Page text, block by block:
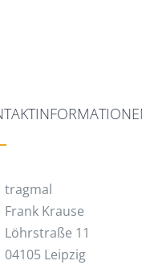
tragmal
Frank Krause
Löhrstraße 11
04105 Leipzig